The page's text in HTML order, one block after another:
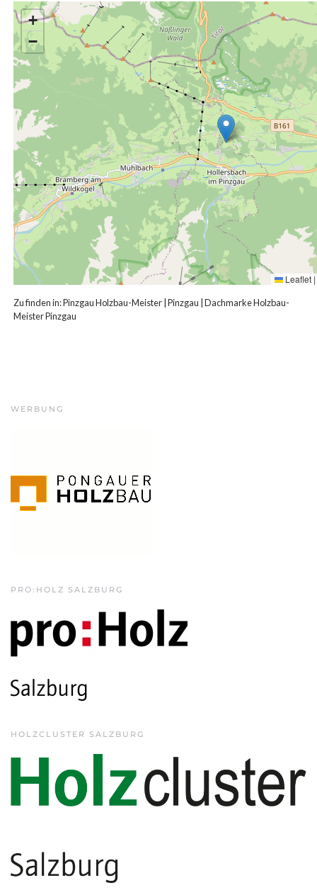
+
−
Leaflet |
Zu finden in:Pinzgau Holzbau-Meister Pinzgau Dachmarke Holzbau-
Meister Pinzgau
WERBUNG
PRO:HOLZ SALZBURG
HOLZCLUSTER SALZBURG